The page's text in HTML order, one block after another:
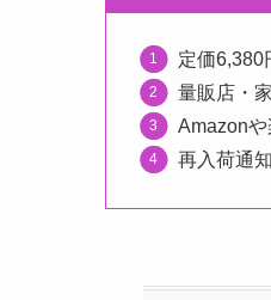
定価6,380
量販店・
Amazon
再入荷通